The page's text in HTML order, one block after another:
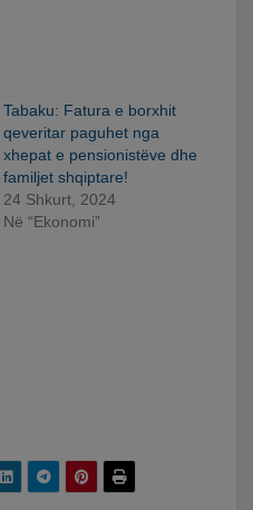
Tabaku: Fatura e borxhit
qeveritar paguhet nga
xhepat e pensionistëve dhe
familjet shqiptare!
24 Shkurt, 2024
Në “Ekonomi”